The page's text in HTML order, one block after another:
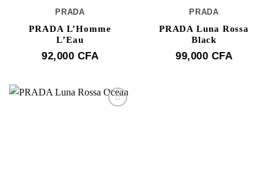
PRADA
PRADA L’Homme
L’Eau
92,000 CFA
PRADA
PRADA Luna Rossa
Black
99,000 CFA